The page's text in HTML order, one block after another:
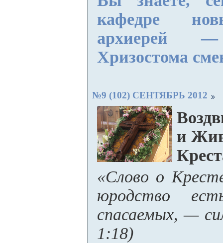
кафедре
архиерей —
Хризостома
№9 (102) СЕНТЯБРЬ 2012
и
«Слово о
юродство
спасаемых, —
1:18)